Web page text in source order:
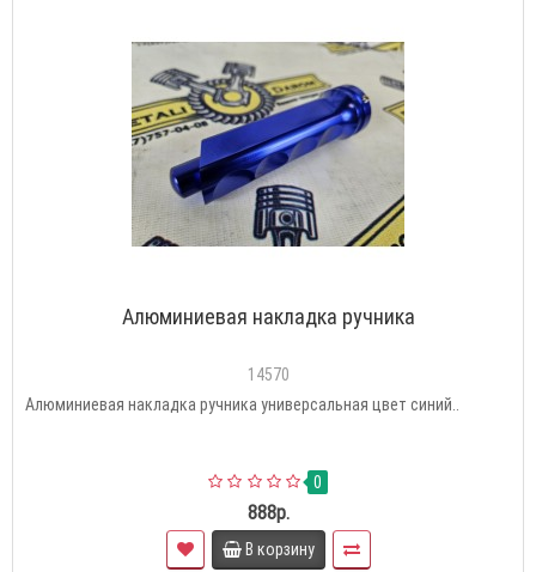
Алюминиевая накладка ручника
14570
Алюминиевая накладка ручника универсальная цвет синий..
0
888р.
В корзину